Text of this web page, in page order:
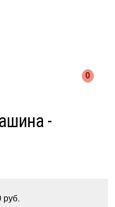
0
-
руб.